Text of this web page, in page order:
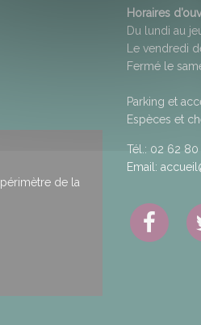
de la
Horaires
Du lundi au
Le vendredi
Fermé le
Parking et
Espèces et
Tél.: 02 62 80
Email: